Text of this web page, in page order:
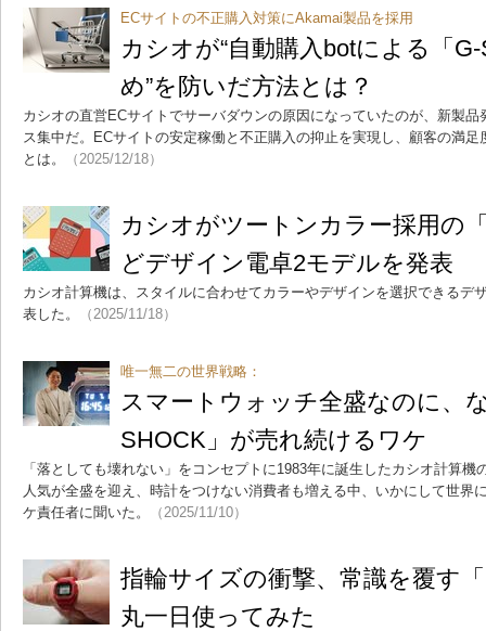
ECサイトの不正購入対策にAkamai製品を採用
カシオが“自動購入botによる「
め”を防いだ方法とは？
カシオの直営ECサイトでサーバダウンの原因になっていたのが、新製
ス集中だ。ECサイトの安定稼働と不正購入の抑止を実現し、顧客の満
とは。
（2025/12/18）
カシオがツートンカラー採用の
どデザイン電卓2モデルを発表
カシオ計算機は、スタイルに合わせてカラーやデザインを選択できるデ
表した。
（2025/11/18）
唯一無二の世界戦略：
スマートウォッチ全盛なのに
SHOCK」が売れ続けるワケ
「落としても壊れない」をコンセプトに1983年に誕生したカシオ計算
人気が全盛を迎え、時計をつけない消費者も増える中、いかにして世
ケ責任者に聞いた。
（2025/11/10）
指輪サイズの衝撃、常識を覆す
丸一日使ってみた